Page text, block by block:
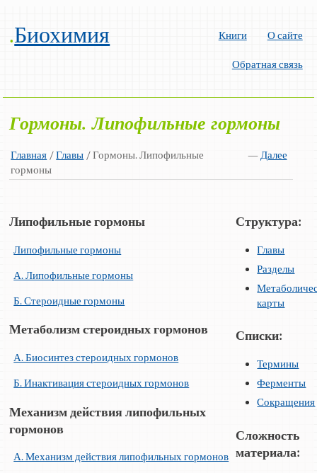
.Биохимия Книги О сайте
Обратная связь
Гормоны. Липофильные гормоны
Главная / —Далее
Главы / Гормоны. Липофильные
гормоны
Липофильные гормоны
Липофильные гормоны
А. Липофильные гормоны
Б. Стероидные гормоны
Метаболизм стероидных гормонов
А. Биосинтез стероидных гормонов
Б. Инактивация стероидных гормонов
Механизм действия липофильных
гормонов
А. Механизм действия липофильных гормонов
Структура:
Главы
Разделы
карты
Списки:
Термины
Ферменты
Сокращения
Сложность
материала: